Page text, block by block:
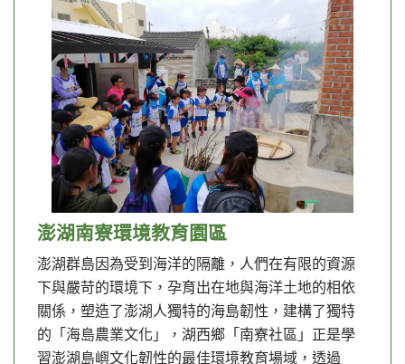
澎湖南寮環境教育園區
澎湖群島因為受到海洋的隔離，人們在有限的資源
下與嚴苛的環境下，孕育出在地與海洋土地的相依
關係，塑造了澎湖人獨特的海島韌性，建構了獨特
的「海島農業文化」，湖西鄉「南寮社區」正是學
習澎湖島嶼文化韌性的最佳環境教育場域，透過